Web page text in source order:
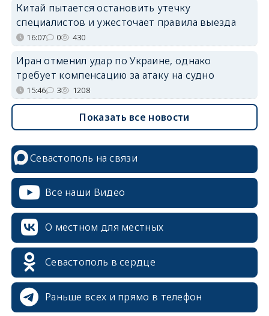
Китай пытается остановить утечку
специалистов и ужесточает правила выезда
16:07 0 430
Иран отменил удар по Украине, однако
требует компенсацию за атаку на судно
15:46 3 1208
Показать все новости
Севастополь на связи
Все наши Видео
О местном для местных
Севастополь в сердце
Раньше всех и прямо в телефон